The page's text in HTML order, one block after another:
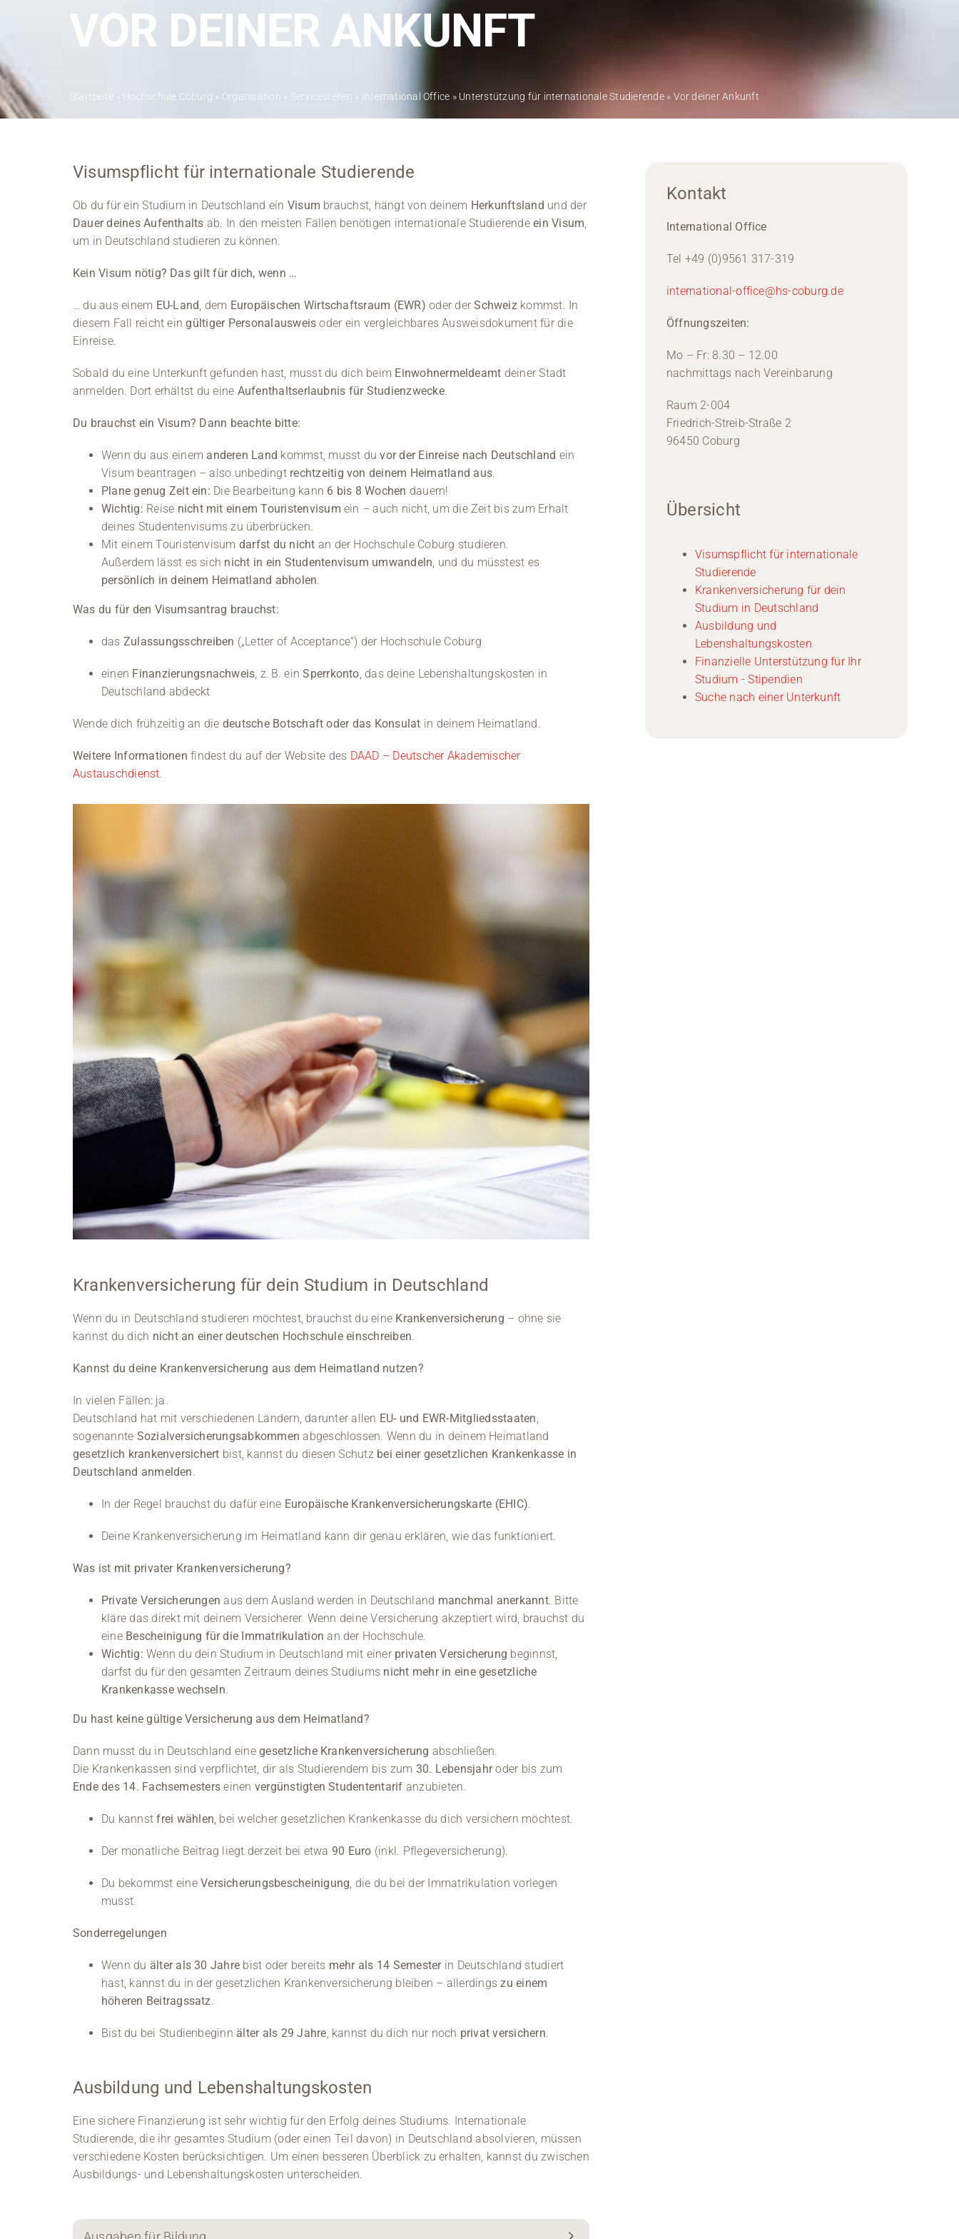
Stellenangebote
VOR DEINER ANKUNFT
Startseite Hochschule Coburg » Organisation » Servicestellen » International Office » Unterstützung für internationale Studierende» Vor deiner Ankunft
Visumspflicht für internationale Studierende
Ob du für ein Studium in Deutschland ein Visum brauchst, hängt von deinem Herkunftsland und der
Dauer deines Aufenthalts ab. In den meisten Fällen benötigen internationale Studierendeein Visum,
um in Deutschland studieren zu können.
Kein Visum nötig? Das gilt für dich, wenn …
… du aus einem EU-Land, dem Europäischen Wirtschaftsraum (EWR) oder derSchweizkommst. In
diesem Fall reicht eingültiger Personalausweis oder ein vergleichbares Ausweisdokument für die
Einreise.
Sobald du eine Unterkunft gefunden hast, musst du dich beim Einwohnermeldeamt deiner Stadt
anmelden. Dort erhältst du eine Aufenthaltserlaubnis für Studienzwecke.
Du brauchst ein Visum? Dann beachte bitte:
Wenn du aus einem anderen Land kommst, musst duvor der Einreise nach Deutschland ein
Visum beantragen – also unbedingt rechtzeitig von deinem Heimatland aus.
Plane genug Zeit ein: Die Bearbeitung kann 6 bis 8 Wochen dauern!
Wichtig: Reise nicht mit einem Touristenvisum ein – auch nicht, um die Zeit bis zum Erhalt
deines Studentenvisums zu überbrücken.
Mit einem Touristenvisum darfst du nicht an der Hochschule Coburg studieren.
Außerdem lässt es sich nicht in ein Studentenvisum umwandeln, und du müsstest es
persönlich in deinem Heimatland abholen.
Was du für den Visumsantrag brauchst:
das Zulassungsschreiben („Letter of Acceptance“) der Hochschule Coburg
einen Finanzierungsnachweis, z. B. einSperrkonto, das deine Lebenshaltungskosten in
Deutschland abdeckt
Wende dich frühzeitig an die deutsche Botschaft oder das Konsulat in deinem Heimatland.
Weitere Informationen findest du auf der Website des DAAD – Deutscher Akademischer
Austauschdienst.
Krankenversicherung für dein Studium in Deutschland
Wenn du in Deutschland studieren möchtest, brauchst du eine Krankenversicherung – ohne sie
kannst du dich nicht an einer deutschen Hochschule einschreiben.
Kannst du deine Krankenversicherung aus dem Heimatland nutzen?
In vielen Fällen: ja.
Deutschland hat mit verschiedenen Ländern, darunter allen EU- und EWR-Mitgliedsstaaten
sogenannte Sozialversicherungsabkommen abgeschlossen. Wenn du in deinem Heimatland
gesetzlich krankenversichert bist, kannst du diesen Schutz bei einer gesetzlichen Krankenkasse in
Deutschland anmelden.
In der Regel brauchst du dafür eine Europäische Krankenversicherungskarte (EHIC).
Deine Krankenversicherung im Heimatland kann dir genau erklären, wie das funktioniert.
Was ist mit privater Krankenversicherung?
Private Versicherungen aus dem Ausland werden in Deutschland manchmal anerkannt. Bitte
kläre das direkt mit deinem Versicherer. Wenn deine Versicherung akzeptiert wird, brauchst du
eine Bescheinigung für die Immatrikulation an der Hochschule.
Wichtig: Wenn du dein Studium in Deutschland mit einer privaten Versicherung beginnst,
darfst du für den gesamten Zeitraum deines Studiums nicht mehr in eine gesetzliche
Krankenkasse wechseln.
Du hast keine gültige Versicherung aus dem Heimatland?
Dann musst du in Deutschland einegesetzliche Krankenversicherung abschließen.
Die Krankenkassen sind verpflichtet, dir als Studierendem bis zum 30. Lebensjahroder bis zum
Ende des 14. Fachsemesters einen vergünstigten Studententarif anzubieten.
Du kannstfrei wählen , bei welcher gesetzlichen Krankenkasse du dich versichern möchtest.
Der monatliche Beitrag liegt derzeit bei etwa 90 Euro (inkl. Pflegeversicherung).
Du bekommst eineVersicherungsbescheinigung , die du bei der Immatrikulation vorlegen
musst.
Sonderregelungen
Wenn du älter als 30 Jahre bist oder bereits mehr als 14 Semesterin Deutschland studiert
hast, kannst du in der gesetzlichen Krankenversicherung bleiben – allerdingszu einem
höheren Beitragssatz.
Bist du bei Studienbeginn älter als 29 Jahre , kannst du dich nur noch privat versichern.
Ausbildung und Lebenshaltungskosten
Eine sichere Finanzierung ist sehr wichtig für den Erfolg deines Studiums. Internationale
Studierende, die ihr gesamtes Studium (oder einen Teil davon) in Deutschland absolvieren, müssen
verschiedene Kosten berücksichtigen. Um einen besseren Überblick zu erhalten, kannst du zwischen
Ausbildungs- und Lebenshaltungskosten unterscheiden.
Kontakt
International Office
Tel +49 (0)9561 317-319
international-office@hs-coburg.de
Öffnungszeiten:
Mo – Fr: 8.30 – 12.00
nachmittags nach Vereinbarung
Raum 2-004
Friedrich-Streib-Straße 2
96450 Coburg
Übersicht
Visumspflicht für internationale
Studierende
Krankenversicherung für dein
Studium in Deutschland
Ausbildung und
Lebenshaltungskosten
Finanzielle Unterstützung für Ihr
Studium - Stipendien
Suche nach einer Unterkunft